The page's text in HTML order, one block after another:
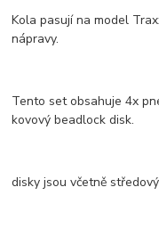
Kola pasují na model
nápravy.
Tento set obsahuje 4x
kovový beadlock disk.
disky jsou včetně